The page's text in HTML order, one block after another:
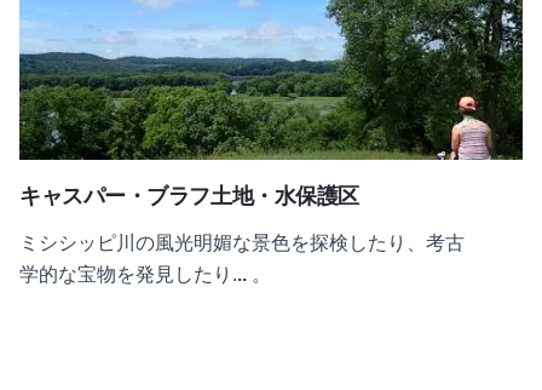
キャスパー・ブラフ土地・水保護区
ミシシッピ川の風光明媚な景色を探検したり、考古
学的な宝物を発見したり... 。